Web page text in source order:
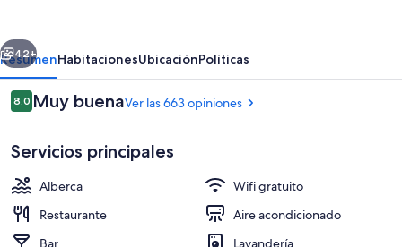
Hotels
Siguiente
42+
ResumenHabitacionesUbicaciónPolíticas
Opiniones
8.08.0 de 10,
Muy buenaVer las 663 opiniones
Servicios principales
Alberca
Wifi gratuito
Restaurante
Aire acondicionado
Bar
Lavandería